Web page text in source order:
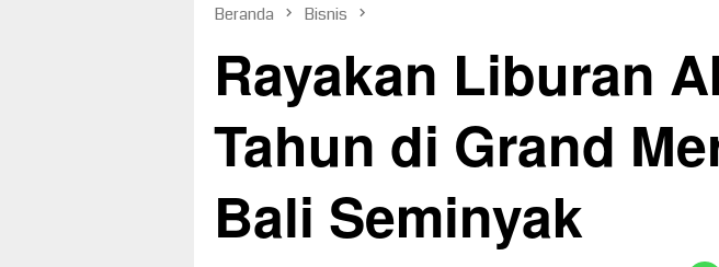
Beranda Bisnis
Rayakan Liburan
Tahun di Grand
Bali Seminyak